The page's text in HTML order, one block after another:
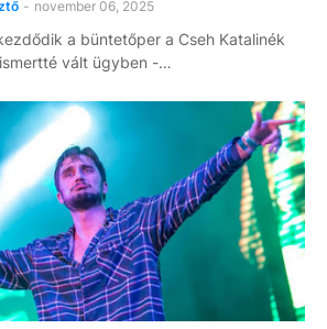
- november 06, 2025
a büntetőper a Cseh Katalinék
vált ügyben -…